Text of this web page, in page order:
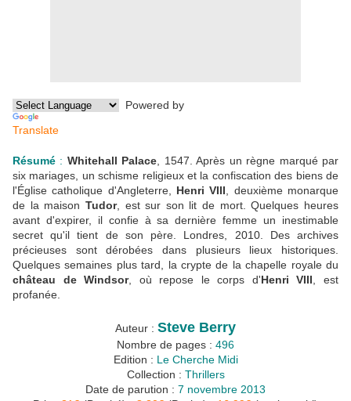
Powered by
Translate
Résumé : Whitehall Palace , 1547. Après un règne marqué par
six mariages, un schisme religieux et la confiscation des biens de
l'Église catholique d'Angleterre, Henri VIII , deuxième monarque
de la maison Tudor, est sur son lit de mort. Quelques heures
avant d'expirer, il confie à sa dernière femme un inestimable
secret qu'il tient de son père. Londres, 2010. Des archives
précieuses sont dérobées dans plusieurs lieux historiques.
Quelques semaines plus tard, la crypte de la chapelle royale du
château de Windsor, où repose le corps d'Henri VIII , est
profanée.
Auteur : Steve Berry
Nombre de pages : 496
Edition : Le Cherche Midi
Collection : Thrillers
Date de parution : 7 novembre 2013